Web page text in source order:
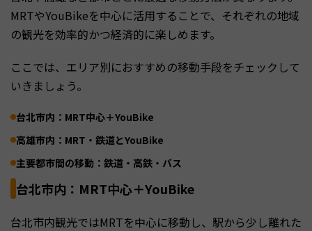
MRTやYouBikeを中心に活用することで、それぞれの地域
の観光を効率的かつ経済的に楽しめます。
ここでは、エリア別におすすめの移動手段をチェックして
いきましょう。
台北市内：MRT中心＋YouBike
高雄市内：MRT・鉄道とYouBike
主要都市間の移動：鉄道・高鉄・バス
台北市内：MRT中心＋YouBike
台北市内観光ではMRTを中心に移動し、駅から少し離れた